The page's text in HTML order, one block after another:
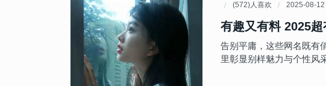
(572)人喜欢 2025-08-12
有趣又有料 2025
告别平庸，这些网名既有
里彰显别样魅力与个性风采